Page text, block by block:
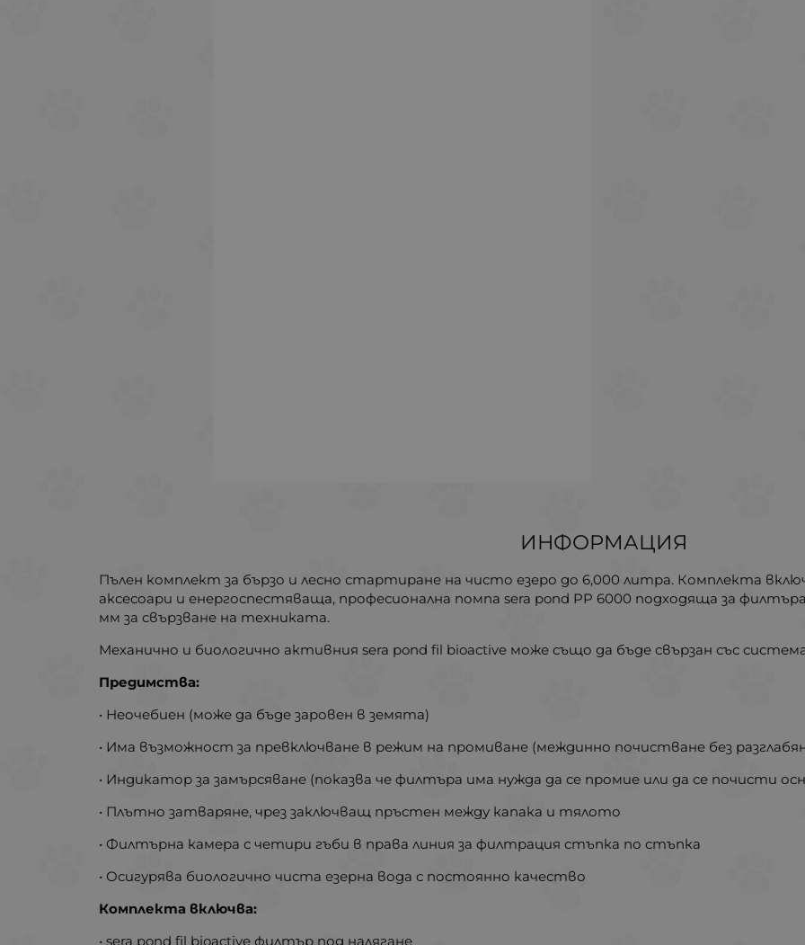
ИНФОРМАЦИЯ
Пълен комплект за бързо и лесно стартиране на чисто езеро до 6,000 литра. Комплекта
аксесоари и енергоспестяваща, професионална помпа sera pond PP 6000 подходяща за
мм за свързване на техниката.
Механично и биологично активния sera pond fil bioactive може също да бъде свързан със
Предимства:
• Неочебиен (може да бъде заровен в земята)
• Има възможност за превключване в режим на промиване (междинно почистване без
• Индикатор за замърсяване (показва че филтъра има нужда да се промие или да се почисти
• Плътно затваряне, чрез заключващ пръстен между капака и тялото
• Филтърна камера с четири гъби в права линия за филтрация стъпка по стъпка
• Осигурява биологично чиста езерна вода с постоянно качество
Комплекта включва:
• sera pond fil bioactive филтър под налягане